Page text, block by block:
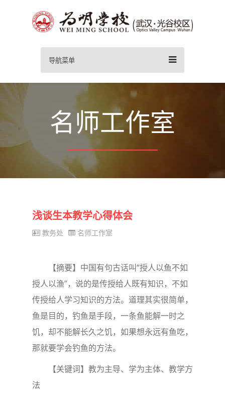
导航菜单
名师工作室
浅谈生本教学心得体会
教务处 名师工作室
【摘要】中国有句古话叫“授人以鱼不如
授人以渔”，说的是传授给人既有知识，不如
传授给人学习知识的方法。道理其实很简单，
鱼是目的，钓鱼是手段，一条鱼能解一时之
饥，却不能解长久之饥，如果想永远有鱼吃，
那就要学会钓鱼的方法。
【关键词】教为主导、学为主体、教学方
法